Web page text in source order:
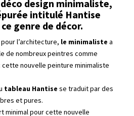
design minimaliste,
intitulé Hantise
genre de décor.
l’architecture, le minimaliste a
de nombreux peintres comme
cette nouvelle peinture minimaliste
tableau Hantise se traduit par des
et pures.
minimal pour cette nouvelle